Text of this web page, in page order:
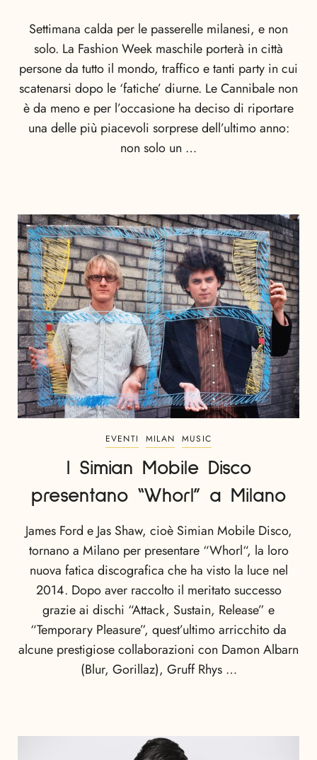
Settimana calda per le passerelle milanesi, e non
solo. La Fashion Week maschile porterà in città
persone da tutto il mondo, traffico e tanti party in cui
scatenarsi dopo le ‘fatiche’ diurne. Le Cannibale non
è da meno e per l’occasione ha deciso di riportare
una delle più piacevoli sorprese dell’ultimo anno:
non solo un …
EVENTI MILAN MUSIC
I Simian Mobile Disco
presentano “Whorl” a Milano
James Ford e Jas Shaw, cioè Simian Mobile Disco,
tornano a Milano per presentare “Whorl“, la loro
nuova fatica discografica che ha visto la luce nel
2014. Dopo aver raccolto il meritato successo
grazie ai dischi “Attack, Sustain, Release” e
“Temporary Pleasure”, quest’ultimo arricchito da
alcune prestigiose collaborazioni con Damon Albarn
(Blur, Gorillaz), Gruff Rhys …